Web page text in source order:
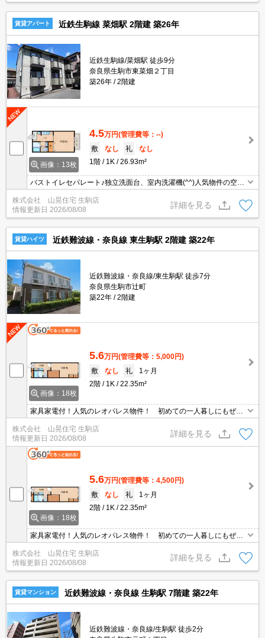
も助かりますね☆
賃貸アパート 近鉄生駒線 菜畑駅 2階建 築26年
近鉄生駒線/菜畑駅 徒歩9分
奈良県生駒市東菜畑２丁目
築26年
2階建
画像：13枚
4.5万円(管理費等：--)
敷
なし 礼
なし
1階
1K 26.93m²
バストイレセパレート♪独立洗面台、室内洗濯機(^^)人気物件の空き
が出ました！！南向きで明るいお部屋は8帖でゆったりしておりま
す。バス・トイレセパレートはもちろん、室内に洗濯機置場、洗面
台も独立しているのも人気の秘訣ですね♪ガスコンロ付！
株式会社 山晃住宅 生駒店
情報更新日 2026/08/08
詳細を見る
賃貸ハイツ 近鉄難波線・奈良線 東生駒駅 2階建 築22年
近鉄難波線・奈良線/東生駒駅 徒歩7分
奈良県生駒市辻町
築22年
2階建
画像：18枚
5.6万円(管理費等：5,000円)
敷
なし 礼
1ヶ月
2階
1K 22.35m²
家具家電付！人気のレオパレス物件！ 初めての一人暮しにもぜひ
すぐにでも新生活を始められるのも嬉しいポイントですね。東生駒
駅まで徒歩圏内です。
株式会社 山晃住宅 生駒店
情報更新日 2026/08/08
詳細を見る
画像：18枚
5.6万円(管理費等：4,500円)
敷
なし 礼
1ヶ月
2階
1K 22.35m²
家具家電付！人気のレオパレス物件！ 初めての一人暮しにもぜひ
一度ご覧になっていただきたいお部屋です。家電が揃っているので
すぐにでも新生活を始められるのも嬉しいポイントですね。東生駒
駅まで徒歩圏内です。
株式会社 山晃住宅 生駒店
情報更新日 2026/08/08
詳細を見る
賃貸マンション 近鉄難波線・奈良線 生駒駅 7階建 築22年
近鉄難波線・奈良線/生駒駅 徒歩2分